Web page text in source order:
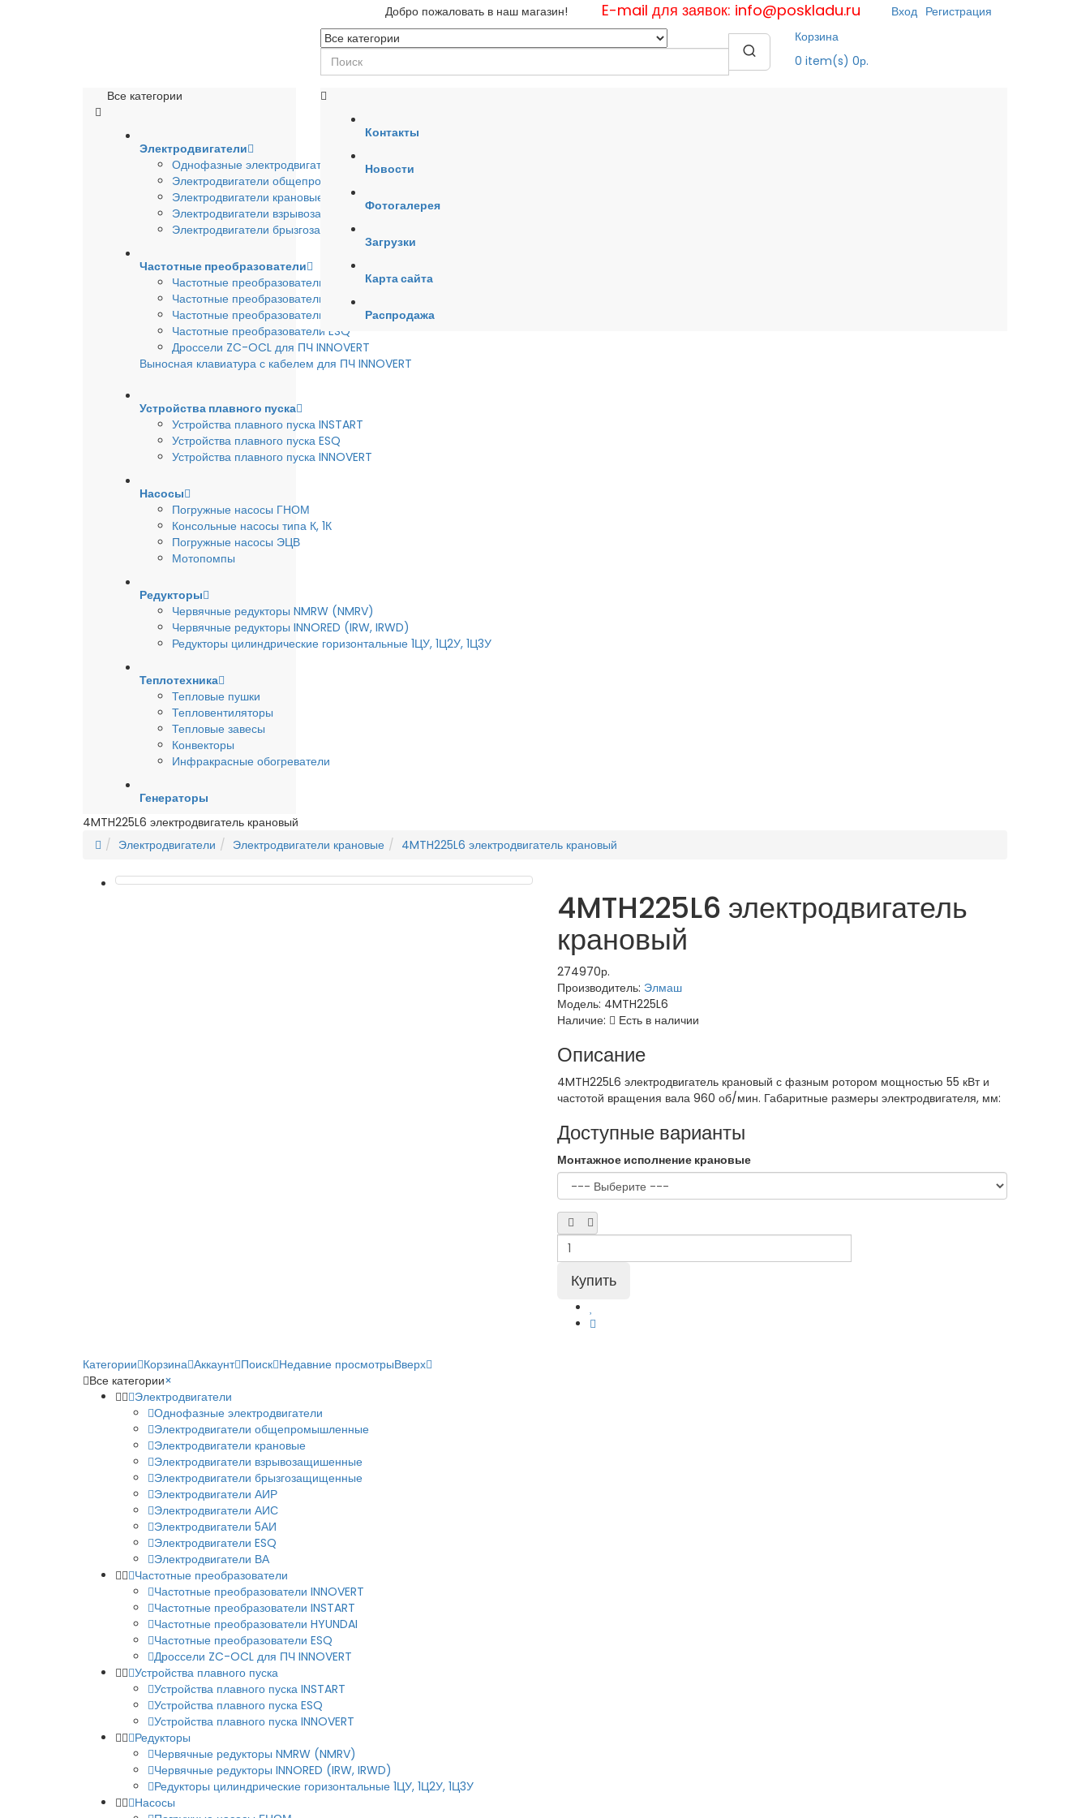
Добро пожаловать в наш магазин! E-mail для заявок: info@poskladu.ru Вход Регистрация
Корзина
0 item(s) 0р.
Все категории
Электродвигатели
Однофазные электродвигатели
Электродвигатели общепромышленные
Электродвигатели крановые
Электродвигатели взрывозащишенные
Электродвигатели брызгозащищенные
Частотные преобразователи
Частотные преобразователи INSTART
Частотные преобразователи INNOVERT
Частотные преобразователи HYUNDAI
Частотные преобразователи ESQ
Дроссели ZC-OCL для ПЧ INNOVERT
Выносная клавиатура с кабелем для ПЧ INNOVERT
Устройства плавного пуска
Устройства плавного пуска INSTART
Устройства плавного пуска ESQ
Устройства плавного пуска INNOVERT
Насосы
Погружные насосы ГНОМ
Консольные насосы типа К, 1К
Погружные насосы ЭЦВ
Мотопомпы
Редукторы
Червячные редукторы NMRW (NMRV)
Червячные редукторы INNORED (IRW, IRWD)
Редукторы цилиндрические горизонтальные 1ЦУ, 1Ц2У, 1Ц3У
Теплотехника
Тепловые пушки
Тепловентиляторы
Тепловые завесы
Конвекторы
Инфракрасные обогреватели
Генераторы
Контакты
Новости
Фотогалерея
Загрузки
Карта сайта
Распродажа
4MTH225L6 электродвигатель крановый
Электродвигатели
Электродвигатели крановые 4MTH225L6 электродвигатель крановый
4MTH225L6 электродвигатель
крановый
274970р.
Производитель: Элмаш
Модель: 4MTH225L6
Наличие:
Есть в наличии
Описание
4MTH225L6 электродвигатель крановый с фазным ротором мощностью 55 кВт и
частотой вращения вала 960 об/мин. Габаритные размеры электродвигателя, мм:
Доступные варианты
Монтажное исполнение крановые
Категории Корзина Аккаунт Поиск Недавние просмотрыВверх
Все категории×
Электродвигатели
Однофазные электродвигатели
Электродвигатели общепромышленные
Электродвигатели крановые
Электродвигатели взрывозащишенные
Электродвигатели брызгозащищенные
Электродвигатели АИР
Электродвигатели АИС
Электродвигатели 5АИ
Электродвигатели ESQ
Электродвигатели ВА
Частотные преобразователи
Частотные преобразователи INNOVERT
Частотные преобразователи INSTART
Частотные преобразователи HYUNDAI
Частотные преобразователи ESQ
Дроссели ZC-OCL для ПЧ INNOVERT
Устройства плавного пуска
Устройства плавного пуска INSTART
Устройства плавного пуска ESQ
Устройства плавного пуска INNOVERT
Редукторы
Червячные редукторы NMRW (NMRV)
Червячные редукторы INNORED (IRW, IRWD)
Редукторы цилиндрические горизонтальные 1ЦУ, 1Ц2У, 1Ц3У
Насосы